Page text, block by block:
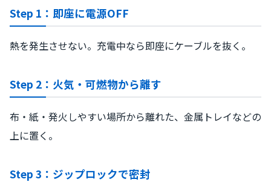
Step 1：即座に電源OFF
熱を発生させない。充電中なら即座にケーブルを抜く。
Step 2：火気・可燃物から離す
布・紙・発火しやすい場所から離れた、金属トレイなどの
上に置く。
Step 3：ジップロックで密封